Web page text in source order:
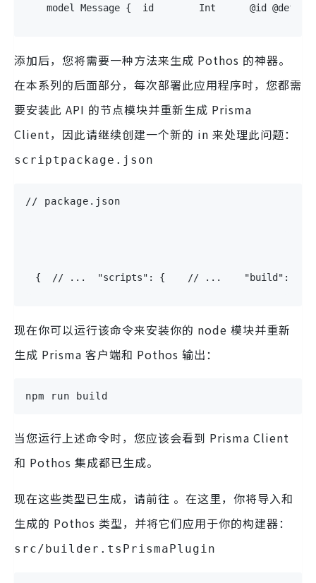
model Message {
  id
Int @id
添加后，您将需要一种方法来生成 Pothos 的神器。
在本系列的后面部分，每次部署此应用程序时，您都需
要安装此 API 的节点模块并重新生成 Prisma
Client，因此请继续创建一个新的 in 来处理此问题：
scriptpackage.json
// package.json
{
  // ...
  "scripts": {
    // ...
"build":
现在你可以运行该命令来安装你的 node 模块并重新
生成 Prisma 客户端和 Pothos 输出：
npm run build
当您运行上述命令时，您应该会看到 Prisma Client
和 Pothos 集成都已生成。
现在这些类型已生成，请前往 。在这里，你将导入和
生成的 Pothos 类型，并将它们应用于你的构建器：
src/builder.tsPrismaPlugin